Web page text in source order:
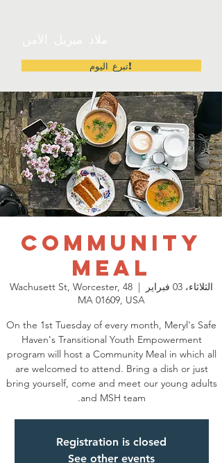
تبرع اليوم!
Community
Meal
الثلاثاء، 03 فبراير
  |
48 Wachusett St, Worcester,
MA 01609, USA
On the 1st Tuesday of every month, Meryl's Safe
Haven's Transitional Youth Empowerment
program will host a Community Meal in which all
are welcomed to attend. Bring a dish or just
bring yourself, come and meet our young adults
and MSH team.
Registration is closed
See other events